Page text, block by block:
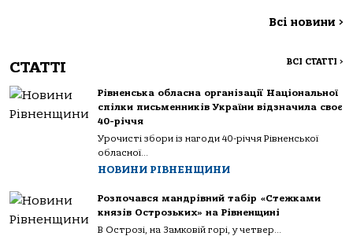
Всі новини >
СТАТТІ ВСІ СТАТТІ >
Рівненська обласна організації Національної
спілки письменників України відзначила своє
40-річчя
Урочисті збори із нагоди 40-річчя Рівненської
обласної...
НОВИНИ РІВНЕНЩИНИ
Розпочався мандрівний табір «Стежками
князів Острозьких» на Рівненщині
В Острозі, на Замковій горі, у четвер...